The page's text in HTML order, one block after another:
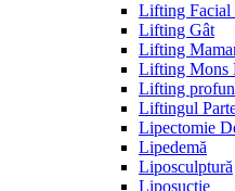
Lifting Facial
Lifting Gât
Lifting
Lifting Mons
Lifting
Liftingul
Lipectomie
Lipedemă
Liposculptură
Liposucție